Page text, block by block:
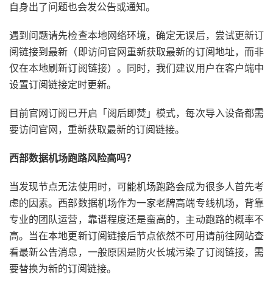
自身出了问题也会发公告或通知。
遇到问题请先检查本地网络环境，确定无误后，尝试更新订
阅链接到最新（即访问官网重新获取最新的订阅地址，而非
仅在本地刷新订阅链接）。同时，我们建议用户在客户端中
设置订阅链接定时更新。
目前官网订阅已开启「阅后即焚」模式，每次导入设备都需
要访问官网，重新获取最新的订阅链接。
西部数据机场跑路风险高吗？
当发现节点无法使用时，可能机场跑路会成为很多人首先考
虑的因素。西部数据机场作为一家老牌高端专线机场，背靠
专业的团队运营，靠谱程度还是蛮高的，主动跑路的概率不
高。当在本地更新订阅链接后节点依然不可用请前往网站查
看最新公告消息，一般原因是防火长城污染了订阅链接，需
要替换为新的订阅链接。